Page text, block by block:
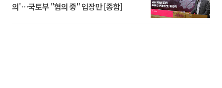
의'⋯국토부 "협의 중" 입장만 [종합]